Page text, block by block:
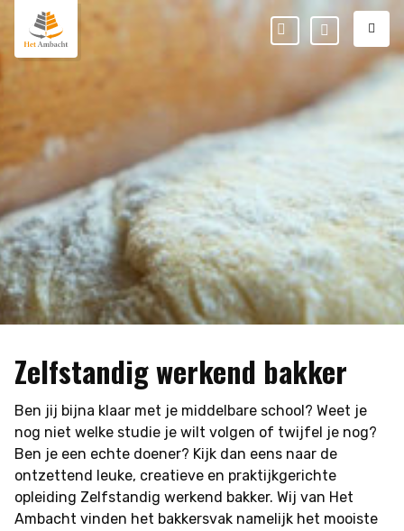
Ambacht
Favorieten
Zelfstandig werkend bakker
Ben jij bijna klaar met je middelbare school? Weet je
nog niet welke studie je wilt volgen of twijfel je nog?
Ben je een echte doener? Kijk dan eens naar de
ontzettend leuke, creatieve en praktijkgerichte
opleiding Zelfstandig werkend bakker. Wij van Het
Ambacht vinden het bakkersvak namelijk het mooiste